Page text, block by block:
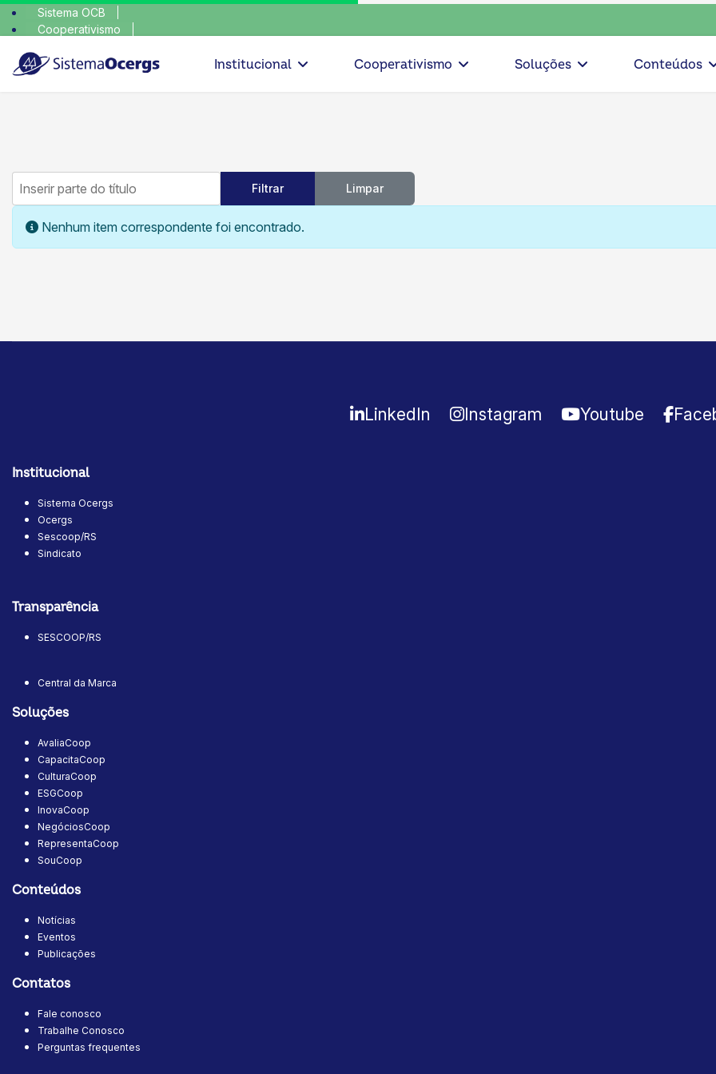
Sistema OCB
Cooperativismo
Institucional
Cooperativismo Soluções Conteúdos
Inserir parte do título
Filtrar Limpar
Informação
Nenhum item correspondente foi encontrado.
LinkedIn Instagram Youtube
Institucional
Sistema Ocergs
Ocergs
Sescoop/RS
Sindicato
Transparência
SESCOOP/RS
Central da Marca
Soluções
AvaliaCoop
CapacitaCoop
CulturaCoop
ESGCoop
InovaCoop
NegóciosCoop
RepresentaCoop
SouCoop
Conteúdos
Notícias
Eventos
Publicações
Contatos
Fale conosco
Trabalhe Conosco
Perguntas frequentes